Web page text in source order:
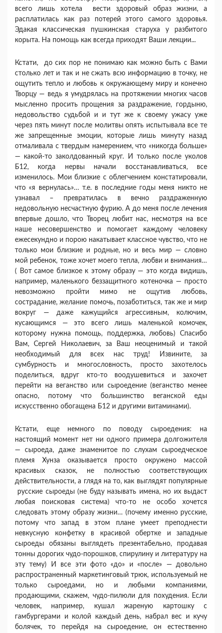
всего лишь хотела вести здоровый образ жизни, а
расплатилась как раз потерей этого самого здоровья.
Эдакая классическая пушкинская старуха у разбитого
корыта. На помощь как всегда приходят Ваши лекции...
Кстати, до сих пор не понимаю как можно быть с Вами
столько лет и так и не сжать всю информацию в точку, не
ощутить тепло и любовь к окружающему миру и конечно
Творцу — ведь я умудрялась на протяжении многих часов
мысленно просить прощения за раздражение, гордыню,
недовольство судьбой и и тут же к своему ужасу уже
через пять минут после молитвы опять испытывала все те
же запрещенные эмоции, которые лишь минуту назад
отмаливала с твердым намерением, что «никогда больше»
— какой-то заколдованный круг. И только после уколов
Б12, когда нервы начали восстанавливаться, все
изменилось. Мои близкие с облегчением констатировали,
что «я вернулась»… т.е. в последние годы меня никто не
узнавал – превратилась в вечно раздраженную
недовольную несчастную фурию. А до меня после лечения
впервые дошло, что Творец любит нас, несмотря на все
наше несовершенство и помогает каждому человеку
ежесекундно и порою накатывает классное чувство, что не
только мои близкие и родные, но и весь мир — словно
мой ребенок, тоже хочет моего тепла, любви и внимания…
( Вот самое близкое к этому образу — это когда видишь,
например, маленького беззащитного котеночка — просто
невозможно пройти мимо не ощутив любовь,
сострадание, желание помочь, позаботиться, так же и мир
вокруг — даже кажущийся агрессивным, колючим,
кусающимся — это всего лишь маленькой комочек,
которому нужна помощь, поддержка, любовь) Спасибо
Вам, Сергей Николаевич, за Ваш неоценимый и такой
необходимый для всех нас труд! Извините, за
сумбурность и многословность, просто захотелось
поделиться, вдруг кто-то воодушевиться и захочет
перейти на веганство или сыроедение (веганство менее
опасно, потому что большинство веганской еды
искусственно обогащена Б12 и другими витаминами).
Кстати, еще немного по поводу сыроедения: на
настоящий момент нет ни одного примера долгожителя
— сыроеда, даже знаменитое по слухам сыроедческое
племя Хунза оказывается просто окружено массой
красивых сказок, не полностью соответствующих
действительности, а глядя на то, как выглядят популярные
русские сыроеды (не буду называть имена, но их выдаст
любая поисковая система) что-то не особо хочется
следовать этому образу жизни… (почему именно русские,
потому что запад в этом плане умеет преподнести
невкусную конфетку в красивой обертке и западные
сыроеды обязаны выглядеть презентабельно, продавая
тонны дорогих чудо-порошков, спирулину и литературу на
эту тему) И все эти фото «до» и «после» — довольно
распространенный маркетинговый трюк, используемый не
только сыроедами, но и любыми компаниями,
продающими, скажем, чудо-пилюли для похудения. Если
человек, например, кушал жареную картошку с
гамбургерами и колой каждый день, набрал вес и кучу
болячек, то перейдя на сыроедение, он естественно